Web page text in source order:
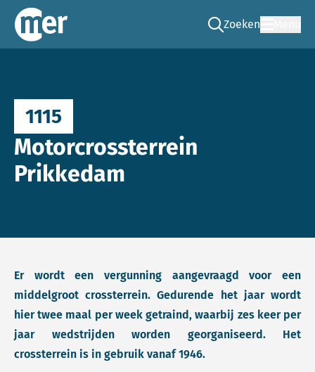
Commissie mer
Zoeken
Ga naar de zoek
1115
Motorcrossterrein
Prikkedam
Er wordt een vergunning aangevraagd voor een
middelgroot crossterrein. Gedurende het jaar wordt
hier twee maal per week getraind, waarbij zes keer per
jaar wedstrijden worden georganiseerd. Het
crossterrein is in gebruik vanaf 1946.